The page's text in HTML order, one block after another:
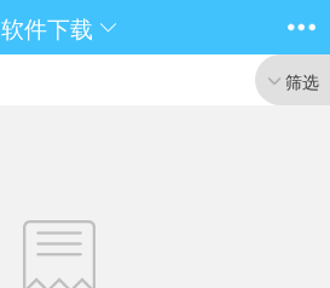
软件下载
筛选